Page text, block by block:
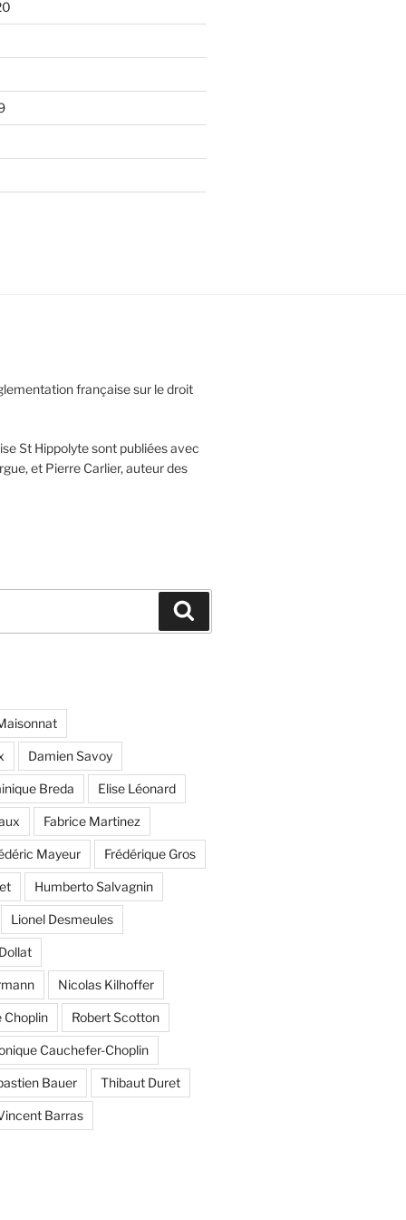
française sur le droit
St Hippolyte sont publiées avec
et Pierre Carlier, auteur des
Damien Savoy
Breda Elise Léonard
Fabrice Martinez
Mayeur Frédérique Gros
Humberto Salvagnin
Lionel Desmeules
Nicolas Kilhoffer
Choplin Robert Scotton
Cauchefer-Choplin
Bauer Thibaut Duret
Barras